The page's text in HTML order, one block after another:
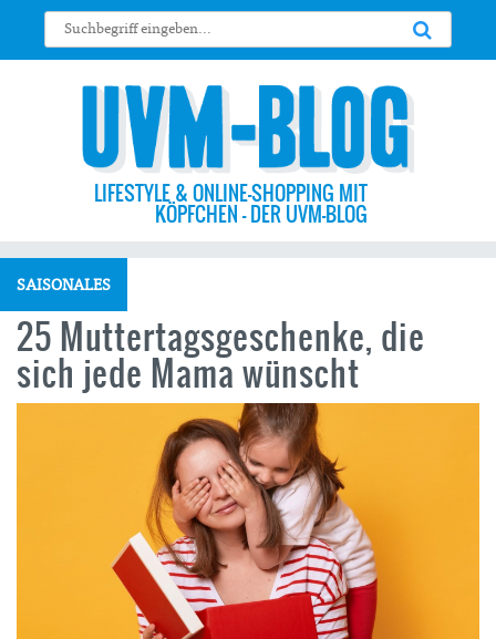
LIFESTYLE & ONLINE-SHOPPING MIT
KÖPFCHEN – DER UVM-BLOG
SAISONALES
25 Muttertagsgeschenke, die
sich jede Mama wünscht